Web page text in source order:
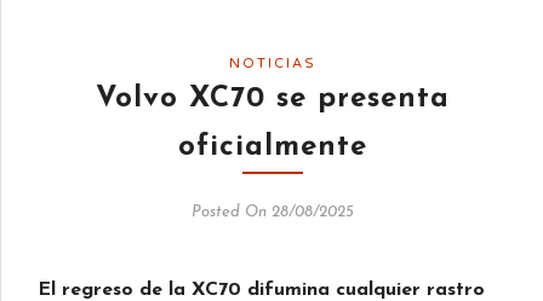
NOTICIAS
Volvo XC70 se presenta
oficialmente
Posted On 28/08/2025
El regreso de la XC70 difumina cualquier rastro